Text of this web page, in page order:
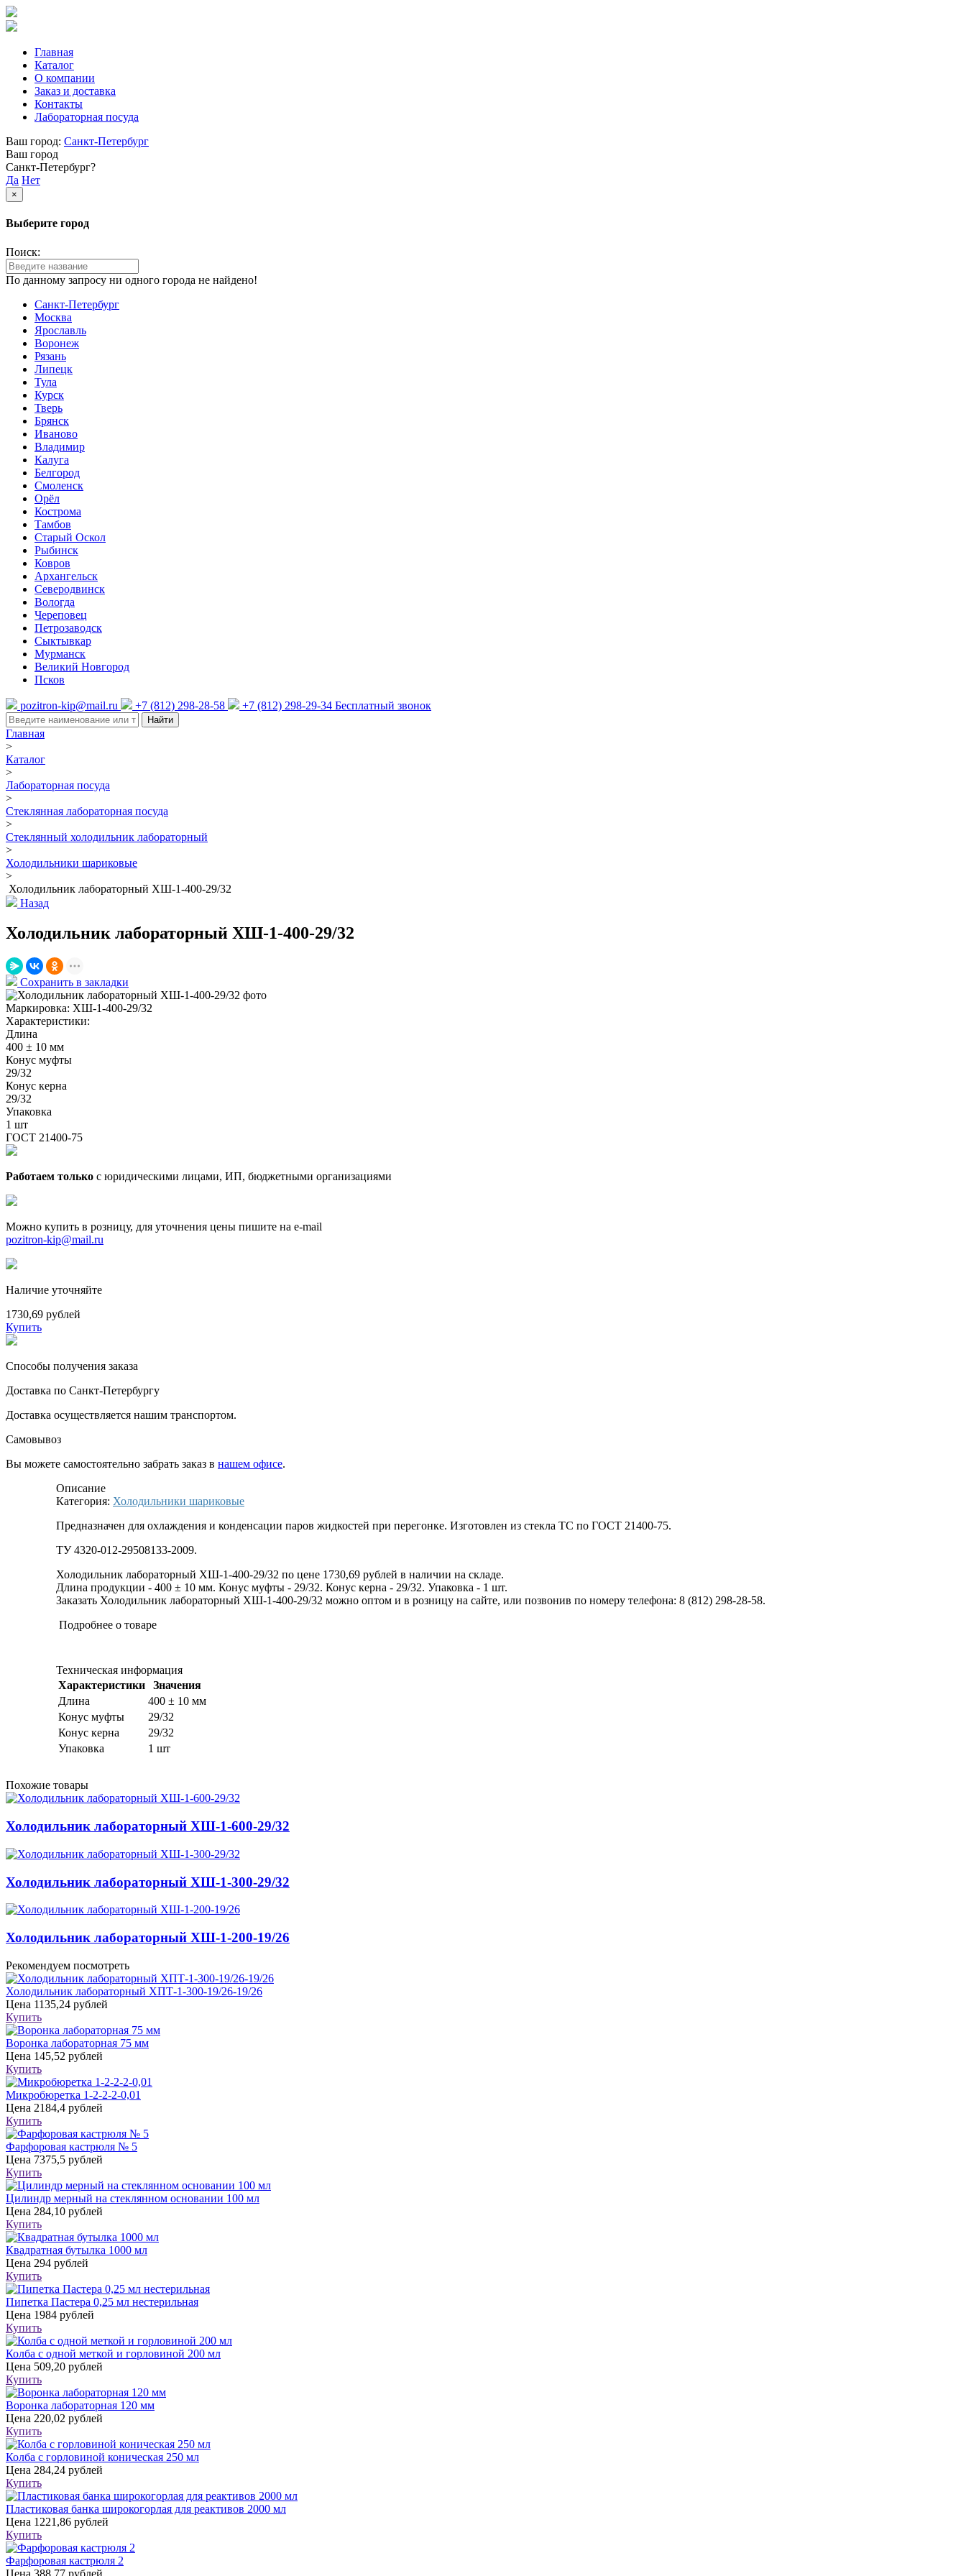
Главная
Каталог
О компании
Заказ и доставка
Контакты
Лабораторная посуда
Ваш город: Санкт-Петербург
Ваш город
Санкт-Петербург?
Да Нет
×
Выберите город
Поиск:
По данному запросу ни одного города не найдено!
Санкт-Петербург
Москва
Ярославль
Воронеж
Рязань
Липецк
Тула
Курск
Тверь
Брянск
Иваново
Владимир
Калуга
Белгород
Смоленск
Орёл
Кострома
Тамбов
Старый Оскол
Рыбинск
Ковров
Архангельск
Северодвинск
Вологда
Череповец
Петрозаводск
Сыктывкар
Мурманск
Великий Новгород
Псков
pozitron-kip@mail.ru +7 (812) 298-28-58 +7 (812) 298-29-34 Бесплатный звонок
Найти
Главная
>
Каталог
>
Лабораторная посуда
>
Стеклянная лабораторная посуда
>
Стеклянный холодильник лабораторный
>
Холодильники шариковые
>
Холодильник лабораторный ХШ-1-400-29/32
Назад
Холодильник лабораторный ХШ-1-400-29/32
Сохранить в закладки
Маркировка: ХШ-1-400-29/32
Характеристики:
Длина
400 ± 10 мм
Конус муфты
29/32
Конус керна
29/32
Упаковка
1 шт
ГОСТ 21400-75
Работаем только с юридическими лицами, ИП, бюджетными организациями
Можно купить в розницу, для уточнения цены пишите на e-mail
pozitron-kip@mail.ru
Наличие уточняйте
1730,69 рублей
Купить
Способы получения заказа
Доставка по Санкт-Петербургу
Доставка осуществляется нашим транспортом.
Самовывоз
Вы можете самостоятельно забрать заказ в нашем офисе.
Описание
Категория: Холодильники шариковые
Предназначен для охлаждения и конденсации паров жидкостей при перегонке. Изготовлен из стекла ТС по ГОСТ 21400-75.
ТУ 4320-012-29508133-2009.
Холодильник лабораторный ХШ-1-400-29/32 по цене 1730,69 рублей в наличии на складе.
Длина продукции - 400 ± 10 мм. Конус муфты - 29/32. Конус керна - 29/32. Упаковка - 1 шт.
Заказать Холодильник лабораторный ХШ-1-400-29/32 можно оптом и в розницу на сайте, или позвонив по номеру телефона: 8 (812) 298-28-58.
Подробнее о товаре
Техническая информация
Характеристики
Значения
Длина
400 ± 10 мм
Конус муфты
29/32
Конус керна
29/32
Упаковка
1 шт
Похожие товары
Холодильник лабораторный ХШ-1-600-29/32
Холодильник лабораторный ХШ-1-300-29/32
Холодильник лабораторный ХШ-1-200-19/26
Рекомендуем посмотреть
Холодильник лабораторный ХПТ-1-300-19/26-19/26
Цена 1135,24 рублей
Купить
Воронка лабораторная 75 мм
Цена 145,52 рублей
Купить
Микробюретка 1-2-2-2-0,01
Цена 2184,4 рублей
Купить
Фарфоровая кастрюля № 5
Цена 7375,5 рублей
Купить
Цилиндр мерный на стеклянном основании 100 мл
Цена 284,10 рублей
Купить
Квадратная бутылка 1000 мл
Цена 294 рублей
Купить
Пипетка Пастера 0,25 мл нестерильная
Цена 1984 рублей
Купить
Колба с одной меткой и горловиной 200 мл
Цена 509,20 рублей
Купить
Воронка лабораторная 120 мм
Цена 220,02 рублей
Купить
Колба с горловиной коническая 250 мл
Цена 284,24 рублей
Купить
Пластиковая банка широкогорлая для реактивов 2000 мл
Цена 1221,86 рублей
Купить
Фарфоровая кастрюля 2
Цена 388,77 рублей